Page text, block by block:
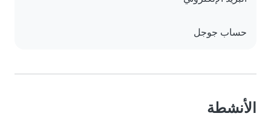
حساب جوجل
الأنشطة